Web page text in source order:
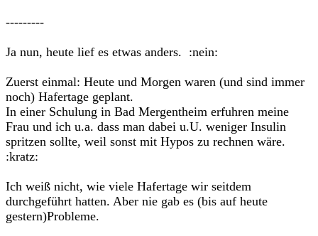
---------
Ja nun, heute lief es etwas anders. :nein:
Zuerst einmal: Heute und Morgen waren (und sind immer
noch) Hafertage geplant.
In einer Schulung in Bad Mergentheim erfuhren meine
Frau und ich u.a. dass man dabei u.U. weniger Insulin
spritzen sollte, weil sonst mit Hypos zu rechnen wäre.
:kratz:
Ich weiß nicht, wie viele Hafertage wir seitdem
durchgeführt hatten. Aber nie gab es (bis auf heute
gestern)Probleme.